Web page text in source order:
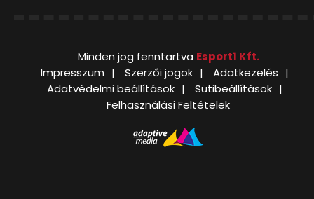
Minden jog fenntartva Esport1 Kft.
Impresszum
Szerzői jogok
Adatkezelés
Adatvédelmi beállítások
Sütibeállítások
Felhasználási Feltételek